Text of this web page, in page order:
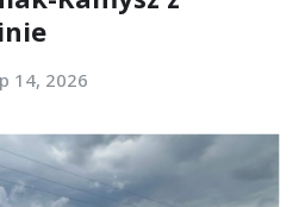
14, 2026